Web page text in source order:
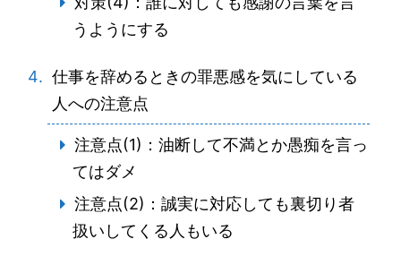
うようにする
仕事を辞めるときの罪悪感を気にしている
人への注意点
注意点(1)：油断して不満とか愚痴を言っ
てはダメ
注意点(2)：誠実に対応しても裏切り者
扱いしてくる人もいる